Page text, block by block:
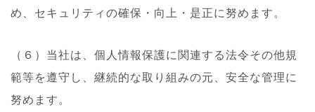
め、セキュリティの確保・向上・是正に努めます。
（６）当社は、個人情報保護に関連する法令その他規
範等を遵守し、継続的な取り組みの元、安全な管理に
努めます。